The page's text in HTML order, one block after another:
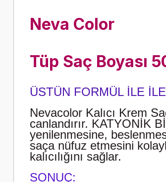
Neva Color
Tüp Saç Boyası
ÜSTÜN FORMÜL İLE
Nevacolor Kalıcı Krem
canlandırır. KATYONİK
yenilenmesine,
saça nüfuz etmesini
kalıcılığını sağlar.
SONUÇ: